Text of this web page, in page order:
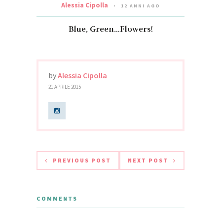
Alessia Cipolla 12 ANNI AGO
Blue, Green…Flowers!
byAlessia Cipolla
21 APRILE 2015
PREVIOUS POST NEXT POST
COMMENTS